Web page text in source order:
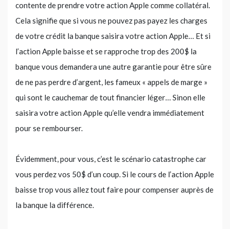
contente de prendre votre action Apple comme collatéral.
Cela signifie que si vous ne pouvez pas payez les charges
de votre crédit la banque saisira votre action Apple… Et si
l’action Apple baisse et se rapproche trop des 200$ la
banque vous demandera une autre garantie pour être sûre
de ne pas perdre d’argent, les fameux « appels de marge »
qui sont le cauchemar de tout financier léger… Sinon elle
saisira votre action Apple qu’elle vendra immédiatement
pour se rembourser.
Évidemment, pour vous, c’est le scénario catastrophe car
vous perdez vos 50$ d’un coup. Si le cours de l’action Apple
baisse trop vous allez tout faire pour compenser auprès de
la banque la différence.